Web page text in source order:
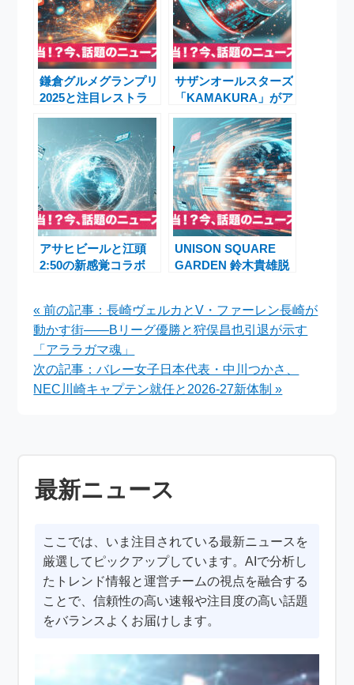
鎌倉グルメグランプリ
2025と注目レストラ
GARDEN・GARDEN
HOUSE KAMAKURA
最新ニュース
サザンオールスターズ
「KAMAKURA」がア
1位に 原由子さん誕
生日特集で再注目
アサヒビールと江頭
2:50の新感覚コラボ
発局で話題沸騰
UNISON SQUARE
GARDEN 鈴木貴雄脱
« 前の記事：長崎ヴェルカとV・ファーレン長崎が
動かす街――Bリーグ優勝と狩俣昌也引退が示す
「アララガマ魂」
次の記事：バレー女子日本代表・中川つかさ、
NEC川崎キャプテン就任と2026-27新体制 »
最新ニュース
ここでは、いま注目されている最新ニュースを
厳選してピックアップしています。AIで分析し
たトレンド情報と運営チームの視点を融合する
ことで、信頼性の高い速報や注目度の高い話題
をバランスよくお届けします。